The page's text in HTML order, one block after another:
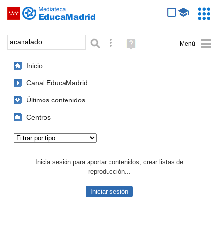
Saltar navegación
Palabra o frase: Búsqueda avanzada
Ayuda
(en
Inicio
Canal EducaMadrid
Últimos contenidos
Centros
Inicia sesión para aportar contenidos, crear listas de
reproducción...
Iniciar sesión